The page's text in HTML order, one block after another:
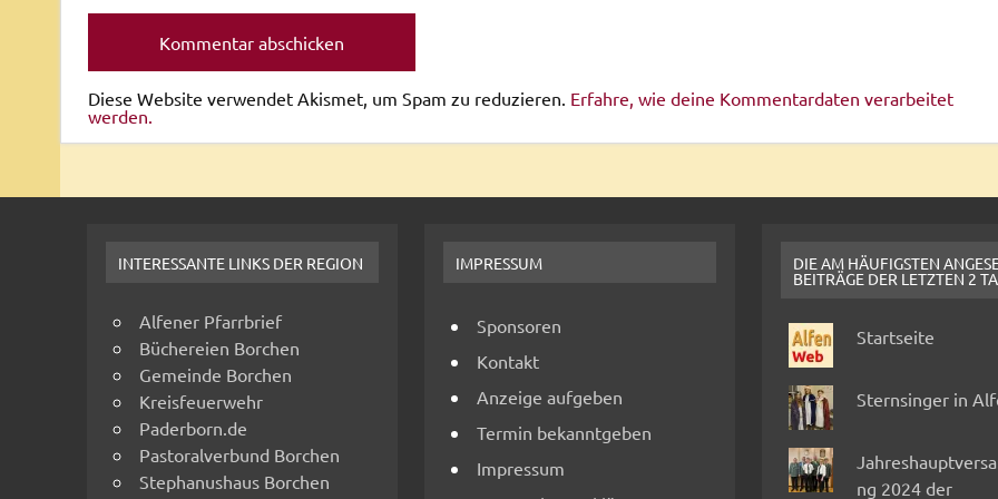
Diese Website verwendet Akismet, um Spam zu reduzieren. Erfahre, wie deine Kommentardaten verarbeitet
werden.
INTERESSANTE LINKS DER REGION
Alfener Pfarrbrief
Büchereien Borchen
Gemeinde Borchen
Kreisfeuerwehr
Paderborn.de
Pastoralverbund Borchen
Stephanushaus Borchen
IMPRESSUM
Sponsoren
Kontakt
Anzeige aufgeben
Termin bekanntgeben
Impressum
DIE AM HÄUFIGSTEN
BEITRÄGE DER LETZTEN 2
Startseite
Sternsinger in
ng 2024 der